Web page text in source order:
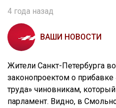
4 года назад
ВАШИ НОВОСТИ
Жители Санкт-Петербурга
законопроектом о
труда» чиновникам,
парламент. Видно, в